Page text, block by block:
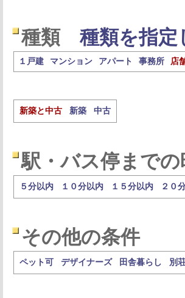
種類 種類を指定
１戸建 マンション アパート 事務所 店
新築と中古 新築 中古
駅・バス停までの
５分以内 １０分以内 １５分以内 ２０
その他の条件
ペット可 デザイナーズ 田舎暮らし 別